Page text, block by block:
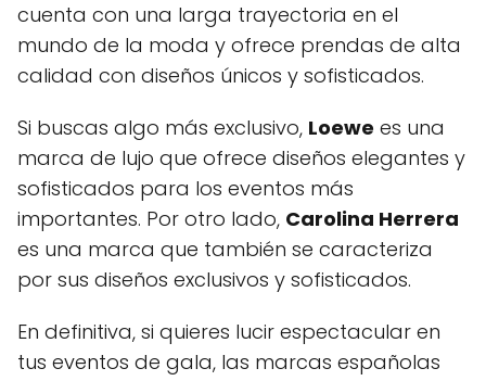
cuenta con una larga trayectoria en el
mundo de la moda y ofrece prendas de alta
calidad con diseños únicos y sofisticados.
Si buscas algo más exclusivo, Loewe es una
marca de lujo que ofrece diseños elegantes y
sofisticados para los eventos más
importantes. Por otro lado, Carolina Herrera
es una marca que también se caracteriza
por sus diseños exclusivos y sofisticados.
En definitiva, si quieres lucir espectacular en
tus eventos de gala, las marcas españolas